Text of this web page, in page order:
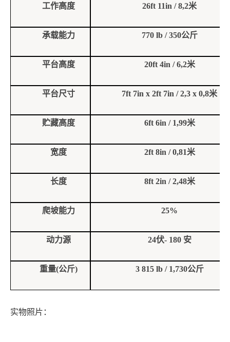
工作高度 26ft 11in / 8,2米
承载能力 770 lb / 350公斤
平台高度 20ft 4in / 6,2米
平台尺寸 7ft 7in x 2ft 7in / 2,3 x 0,8米
贮藏高度 6ft 6in / 1,99米
宽度 2ft 8in / 0,81米
长度 8ft 2in / 2,48米
爬坡能力 25%
动力源 24伏- 180 安
重量(公斤) 3 815 lb / 1,730公斤
实物照片：